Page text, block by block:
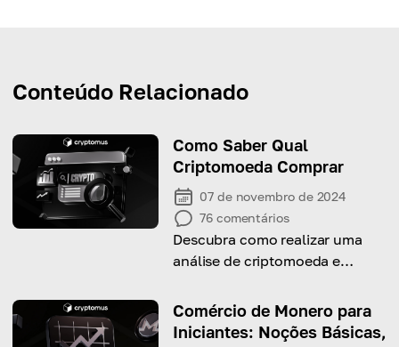
Conteúdo Relacionado
Como Saber Qual
Criptomoeda Comprar
07 de novembro de 2024
76 comentários
Descubra como realizar uma
análise de criptomoeda e
comprar!
Comércio de Monero para
Iniciantes: Noções Básicas,